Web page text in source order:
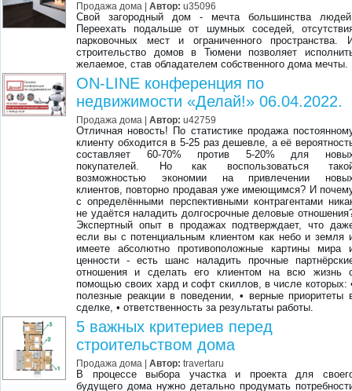
Продажа дома |Автор: u35096
Свой загородный дом - мечта большинства
Переехать подальше от шумных соседей,
парковочных мест и ограниченного пространства.
строительство домов в Тюмени позволяет
желаемое, став обладателем собственного дома мечты.
ON-LINE конференция по
недвижимости «Делай!» 06.04.2022.
Продажа дома |Автор: u42759
Отличная новость! По статистике продажа
клиенту обходится в 5-25 раз дешевле, а её
составляет 60-70% против 5-20% для
покупателей. Но как воспользоваться
возможностью экономии на привлечении
клиентов, повторно продавая уже имеющимся? И
с определёнными перспективными контрагентами
не удаётся наладить долгосрочные деловые
Экспертный опыт в продажах подтверждает, что
если вы с потенциальным клиентом как небо и земля
имеете абсолютно противоположные картины мира
ценности - есть шанс наладить прочные
отношения и сделать его клиентом на всю жизнь
помощью своих хард и софт скиллов, в числе которых:
полезные реакции в поведении, • верные приоритеты
сделке, • ответственность за результаты работы.
5 важных критериев перед
строительством дома
Продажа дома |Автор: travertaru
В процессе выбора участка и проекта для
будущего дома нужно детально продумать